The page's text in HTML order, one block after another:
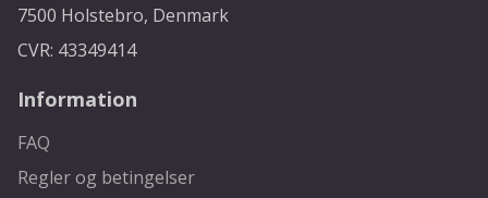
7500 Holstebro, Denmark
CVR: 43349414
Information
FAQ
Regler og betingelser